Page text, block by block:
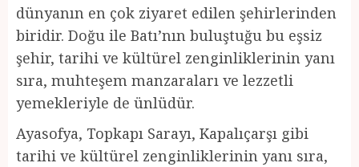
dünyanın en çok ziyaret edilen şehirlerinden
biridir. Doğu ile Batı’nın buluştuğu bu eşsiz
şehir, tarihi ve kültürel zenginliklerinin yanı
sıra, muhteşem manzaraları ve lezzetli
yemekleriyle de ünlüdür.
Ayasofya, Topkapı Sarayı, Kapalıçarşı gibi
tarihi ve kültürel zenginliklerinin yanı sıra,